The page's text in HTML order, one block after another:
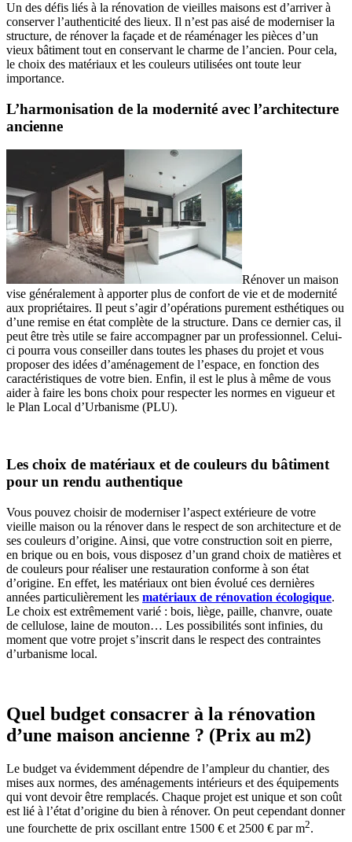
Un des défis liés à la rénovation de vieilles maisons est d’arriver à
conserver l’authenticité des lieux. Il n’est pas aisé de moderniser la
structure, de rénover la façade et de réaménager les pièces d’un
vieux bâtiment tout en conservant le charme de l’ancien. Pour cela,
le choix des matériaux et les couleurs utilisées ont toute leur
importance.
L’harmonisation de la modernité avec l’architecture
ancienne
Rénover un maison
vise généralement à apporter plus de confort de vie et de modernité
aux propriétaires. Il peut s’agir d’opérations purement esthétiques ou
d’une remise en état complète de la structure. Dans ce dernier cas, il
peut être très utile se faire accompagner par un professionnel. Celui-
ci pourra vous conseiller dans toutes les phases du projet et vous
proposer des idées d’aménagement de l’espace, en fonction des
caractéristiques de votre bien. Enfin, il est le plus à même de vous
aider à faire les bons choix pour respecter les normes en vigueur et
le Plan Local d’Urbanisme (PLU).
Les choix de matériaux et de couleurs du bâtiment
pour un rendu authentique
Vous pouvez choisir de moderniser l’aspect extérieure de votre
vieille maison ou la rénover dans le respect de son architecture et de
ses couleurs d’origine. Ainsi, que votre construction soit en pierre,
en brique ou en bois, vous disposez d’un grand choix de matières et
de couleurs pour réaliser une restauration conforme à son état
d’origine. En effet, les matériaux ont bien évolué ces dernières
années particulièrement les matériaux de rénovation écologique.
Le choix est extrêmement varié : bois, liège, paille, chanvre, ouate
de cellulose, laine de mouton… Les possibilités sont infinies, du
moment que votre projet s’inscrit dans le respect des contraintes
d’urbanisme local.
Quel budget consacrer à la rénovation
d’une maison ancienne ? (Prix au m2)
Le budget va évidemment dépendre de l’ampleur du chantier, des
mises aux normes, des aménagements intérieurs et des équipements
qui vont devoir être remplacés. Chaque projet est unique et son coût
est lié à l’état d’origine du bien à rénover. On peut cependant donner
une fourchette de prix oscillant entre 1500 € et 2500 € par m2.